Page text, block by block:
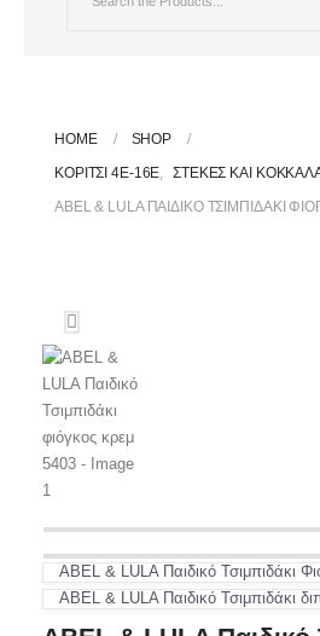
HOME
SHOP
ΚΟΡΙΤΣΙ 4Ε-16Ε, ΣΤΈΚΕΣ ΚΑΙ
ABEL & LULA ΠΑΙΔΙΚΌ ΤΣΙΜΠΙΔΆΚΙ
ABEL & LULA Παιδικό Τσιμπιδάκι
ABEL & LULA Παιδικό Τσιμπιδάκι